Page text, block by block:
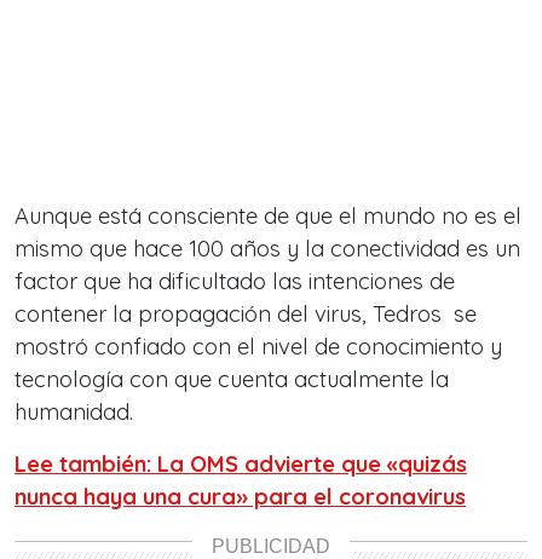
Aunque está consciente de que el mundo no es el
mismo que hace 100 años y la conectividad es un
factor que ha dificultado las intenciones de
contener la propagación del virus, Tedros se
mostró confiado con el nivel de conocimiento y
tecnología con que cuenta actualmente la
humanidad.
Lee también: La OMS advierte que «quizás
nunca haya una cura» para el coronavirus